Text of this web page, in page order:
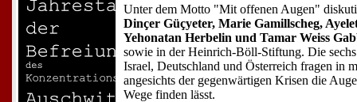
Unter dem Motto "Mit offenen Augen"
Dinçer Güçyeter, Marie Gamillscheg,
Yehonatan Herbelin und Tamar Weiss
sowie in der Heinrich-Böll-Stiftung. Die
Israel, Deutschland und Österreich fragen in
angesichts der gegenwärtigen Krisen die
Wege finden lässt.